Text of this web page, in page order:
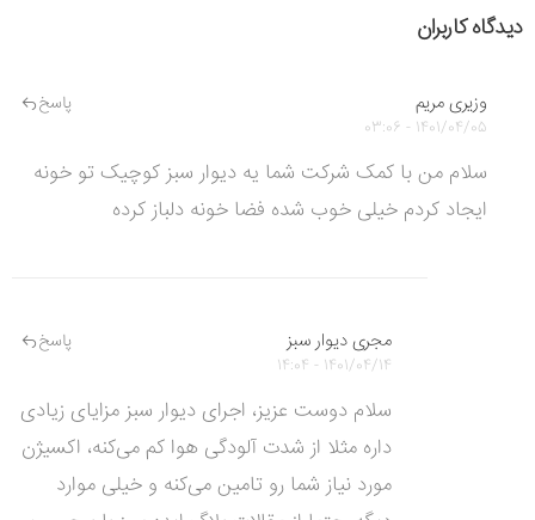
دیدگاه کاربران
پاسخ وزیری مریم
1401/04/05 - 03:06
سلام من با کمک شرکت شما یه دیوار سبز کوچیک تو خونه
ایجاد کردم خیلی خوب شده فضا خونه دلباز کرده
پاسخ مجری دیوار سبز
1401/04/14 - 14:04
سلام دوست عزیز، اجرای دیوار سبز مزایای زیادی
داره مثلا از شدت آلودگی هوا کم می‌کنه، اکسیژن
مورد نیاز شما رو تامین می‌کنه و خیلی موارد